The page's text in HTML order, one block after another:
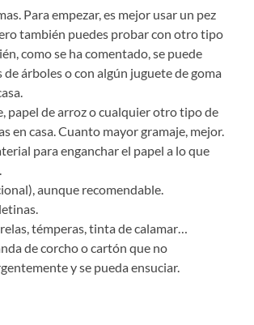
Para empezar, es mejor usar un pez
también puedes probar con otro tipo
como se ha comentado, se puede
de árboles o con algún juguete de goma
papel de arroz o cualquier otro tipo de
en casa. Cuanto mayor gramaje, mejor.
para enganchar el papel a lo que
aunque recomendable.
témperas, tinta de calamar…
de corcho o cartón que no
y se pueda ensuciar.